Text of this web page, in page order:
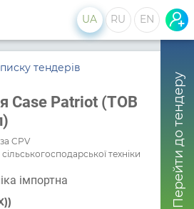
UA RU EN
Перейти до тендеру
тендерів
Case Patriot (ТОВ
CPV
техніки
імпортна